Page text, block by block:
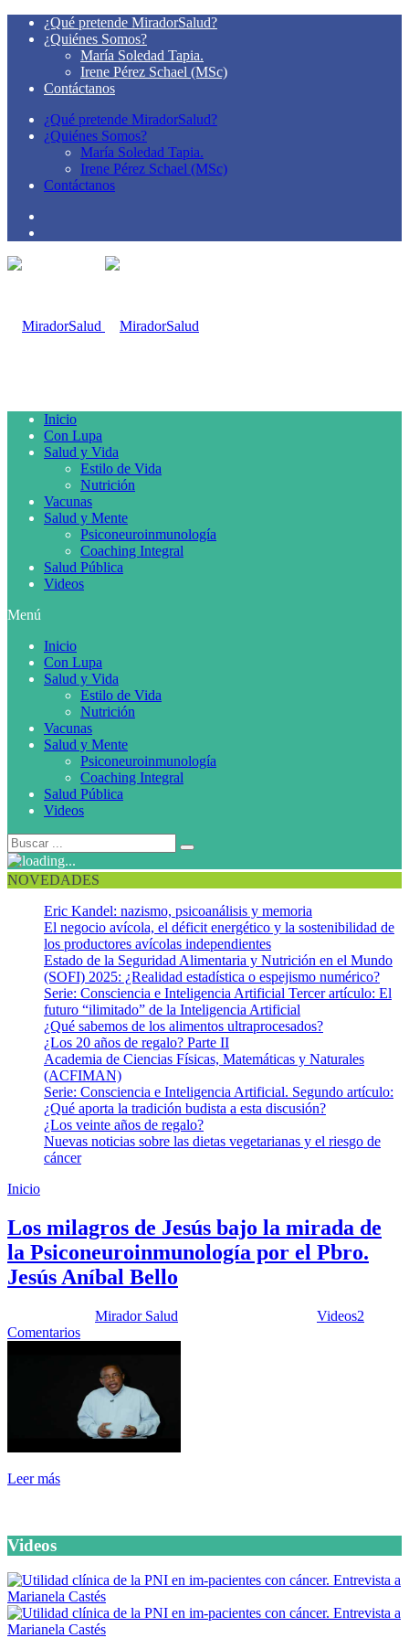
¿Qué pretende MiradorSalud?
¿Quiénes Somos?
María Soledad Tapia.
Irene Pérez Schael (MSc)
Contáctanos
¿Qué pretende MiradorSalud?
¿Quiénes Somos?
María Soledad Tapia.
Irene Pérez Schael (MSc)
Contáctanos
Inicio
Con Lupa
Salud y Vida
Estilo de Vida
Nutrición
Vacunas
Salud y Mente
Psiconeuroinmunología
Coaching Integral
Salud Pública
Videos
Menú
Inicio
Con Lupa
Salud y Vida
Estilo de Vida
Nutrición
Vacunas
Salud y Mente
Psiconeuroinmunología
Coaching Integral
Salud Pública
Videos
NOVEDADES
Eric Kandel: nazismo, psicoanálisis y memoria
El negocio avícola, el déficit energético y la sostenibilidad de
los productores avícolas independientes
Estado de la Seguridad Alimentaria y Nutrición en el Mundo
(SOFI) 2025: ¿Realidad estadística o espejismo numérico?
Serie: Consciencia e Inteligencia Artificial Tercer artículo: El
futuro “ilimitado” de la Inteligencia Artificial
¿Qué sabemos de los alimentos ultraprocesados?
¿Los 20 años de regalo? Parte II
Academia de Ciencias Físicas, Matemáticas y Naturales
(ACFIMAN)
Serie: Consciencia e Inteligencia Artificial. Segundo artículo:
¿Qué aporta la tradición budista a esta discusión?
¿Los veinte años de regalo?
Nuevas noticias sobre las dietas vegetarianas y el riesgo de
cáncer
Inicio
Los milagros de Jesús bajo la mirada de
la Psiconeuroinmunología por el Pbro.
Jesús Aníbal Bello
Mirador Salud Videos2
Comentarios
Leer más
Videos